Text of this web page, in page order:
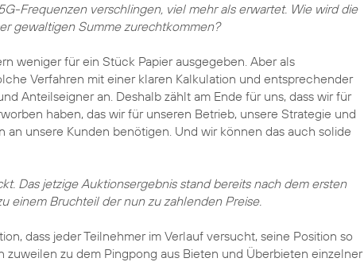
Frequenzen verschlingen, viel mehr als erwartet. Wie wird die
gewaltigen Summe zurechtkommen?
weniger für ein Stück Papier ausgegeben. Aber als
Verfahren mit einer klaren Kalkulation und entsprechender
Anteilseigner an. Deshalb zählt am Ende für uns, dass wir für
haben, das wir für unseren Betrieb, unsere Strategie und
unsere Kunden benötigen. Und wir können das auch solide
Das jetzige Auktionsergebnis stand bereits nach dem ersten
einem Bruchteil der nun zu zahlenden Preise.
dass jeder Teilnehmer im Verlauf versucht, seine Position so
zu dem Pingpong aus Bieten und Überbieten einzelner